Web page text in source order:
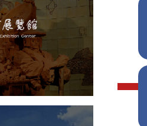
博物馆展厅设计
计
企业展厅设计
产品展厅设计